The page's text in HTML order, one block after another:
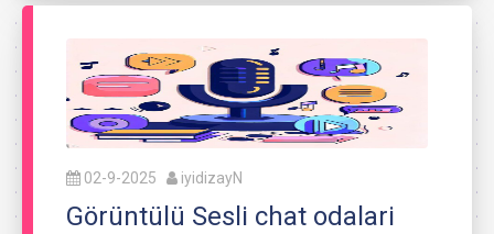
02-9-2025 iyidizayN
Görüntülü Sesli chat odalari